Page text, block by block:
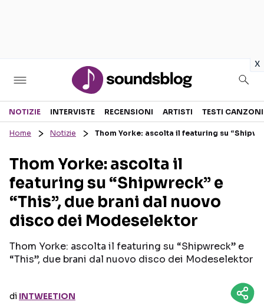
x
Sezioni
RECENSIONI MUSICALI
INTERVISTE
GOSSIP E CURIOSITÀ
TESTI CANZONI
TOUR ED EVENTI
TALENT SHOW
NOTIZIE INTERVISTE RECENSIONI ARTISTI TESTI CANZONI
Home Notizie Thom Yorke: ascolta il featuring su
Thom Yorke: ascolta il
featuring su “Shipwreck” e
“This”, due brani dal nuovo
disco dei Modeselektor
Thom Yorke: ascolta il featuring su “Shipwreck” e
“This”, due brani dal nuovo disco dei Modeselektor
di INTWEETION